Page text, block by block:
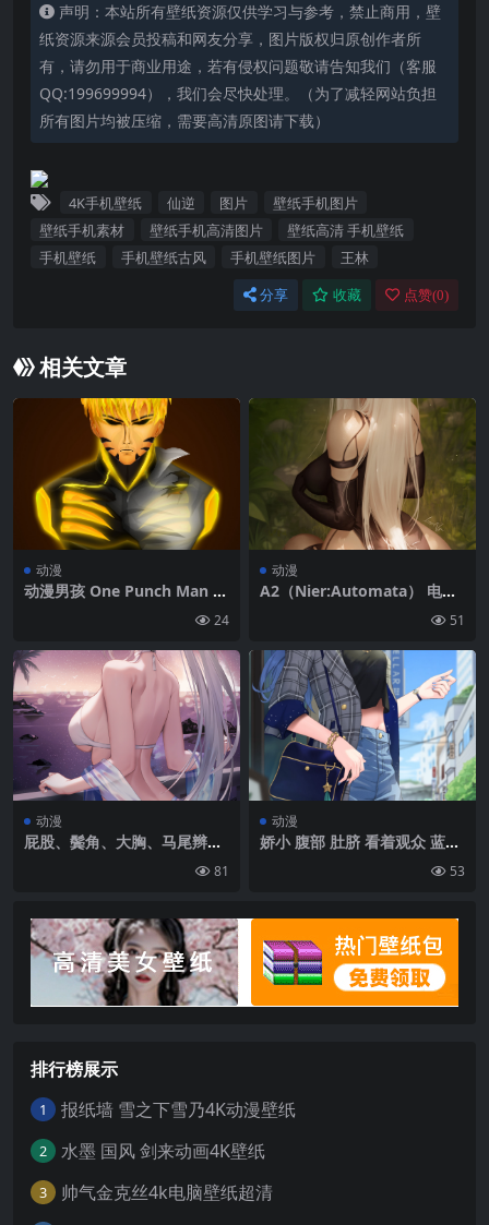
声明：本站所有壁纸资源仅供学习与参考，禁止商用，壁
纸资源来源会员投稿和网友分享，图片版权归原创作者所
有，请勿用于商业用途，若有侵权问题敬请告知我们（客服
QQ:199699994），我们会尽快处理。（为了减轻网站负担
所有图片均被压缩，需要高清原图请下载）
4K手机壁纸 仙逆 图片
壁纸手机图片
壁纸手机素材
壁纸手机高清图片
壁纸高清 手机壁纸
手机壁纸
手机壁纸古风 手机壁纸图片 王林
分享 收藏 点赞(0)
相关文章
动漫
动漫男孩 One Punch Man G
24
动漫
A2（Nier:Automata） 电子
Nier:AAutomata 电子游戏
动漫女孩 2D 艺术品 绘画 肖像
展示 肘部手套 草|3390×5408
51
动漫
屁股、鬓角、大胸、马尾辫、
女孩、肖像展示、水、树叶、
河、海滩|2400×4308
81
动漫
娇小 腹部 肚脐 看着观众 蓝头
数字艺术 艺术品 2D Pixiv 裸
0×1920
53
排行榜展示
1 报纸墙 雪之下雪乃4K动漫壁纸
2 水墨 国风 剑来动画4K壁纸
3 帅气金克丝4k电脑壁纸超清